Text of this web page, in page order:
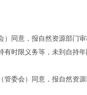
同意，报自然资源部门
有时限义务等，未到自持
委会）同意，报自然资